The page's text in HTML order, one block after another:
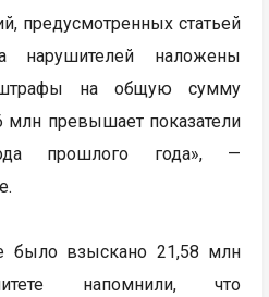
предусмотренных статьей
наложены
штрафы на общую сумму
превышает показатели
прошлого года», —
взыскано 21,58 млн
напомнили, что